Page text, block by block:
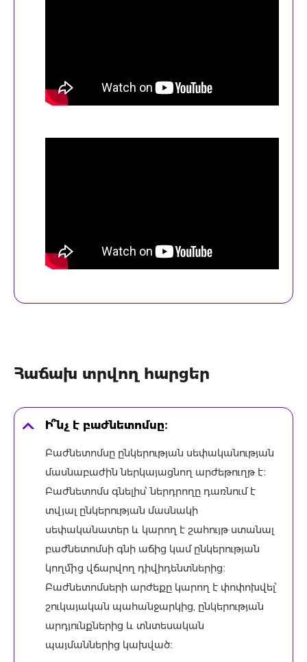
Հաճախ տրվող հարցեր
Ի՞նչ է բաժնետոմսը։
Բաժնետոմսը ընկերության սեփականության
մասնաբաժին ներկայացնող արժեթուղթ է։
Բաժնետոմս գնելիս՝ ներդրողը դառնում է
տվյալ ընկերության մասնակի
սեփականատեր և կարող է շահույթ ստանալ
բաժնետոմսի գնի աճից կամ ընկերության
կողմից վճարվող դիվիդենտներից։
Բաժնետոմսերի արժեքը կարող է փոփոխվել՝
շուկայական պահանջարկից, ընկերության
արդյունքներից և տնտեսական
պայմաններից կախված։